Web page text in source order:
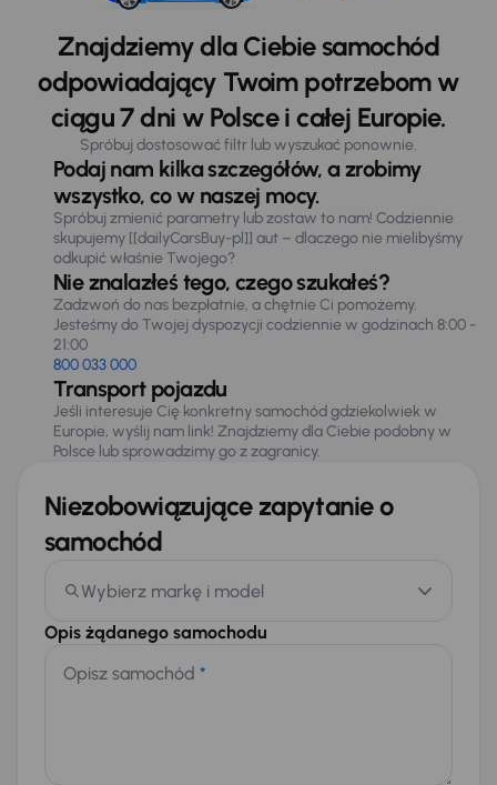
Znajdziemy dla Ciebie samochód
odpowiadający Twoim potrzebom w
ciągu 7 dni w Polsce i całej Europie.
Spróbuj dostosować filtr lub wyszukać ponownie.
Podaj nam kilka szczegółów, a zrobimy
wszystko, co w naszej mocy.
Spróbuj zmienić parametry lub zostaw to nam! Codziennie
skupujemy [[dailyCarsBuy-pl]] aut – dlaczego nie mielibyśmy
odkupić właśnie Twojego?
Nie znalazłeś tego, czego szukałeś?
Zadzwoń do nas bezpłatnie, a chętnie Ci pomożemy.
Jesteśmy do Twojej dyspozycji codziennie w godzinach 8:00 -
21:00
800 033 000
Transport pojazdu
Jeśli interesuje Cię konkretny samochód gdziekolwiek w
Europie, wyślij nam link! Znajdziemy dla Ciebie podobny w
Polsce lub sprowadzimy go z zagranicy.
Niezobowiązujące zapytanie o
samochód
Wybierz markę i model
Opis żądanego samochodu
Opisz samochód *